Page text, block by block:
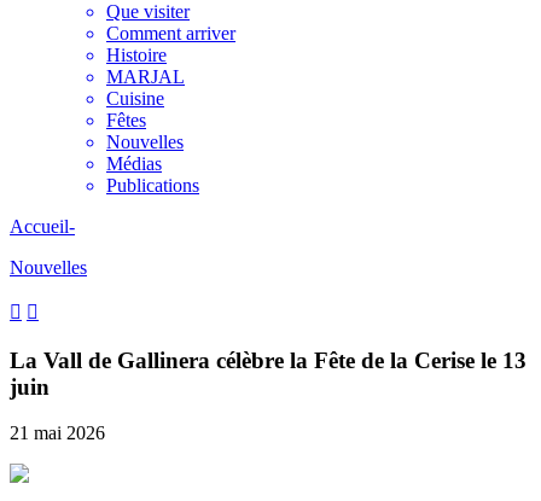
Que visiter
Comment arriver
Histoire
MARJAL
Cuisine
Fêtes
Nouvelles
Médias
Publications
Accueil-
Nouvelles
La Vall de Gallinera célèbre la Fête de la Cerise le 13
juin
21 mai 2026